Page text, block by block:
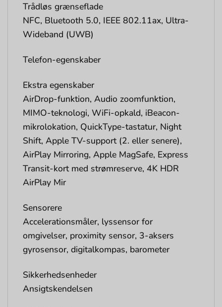
Trådløs grænseflade
NFC, Bluetooth 5.0, IEEE 802.11ax, Ultra-
Wideband (UWB)
Telefon-egenskaber
Ekstra egenskaber
AirDrop-funktion, Audio zoomfunktion,
MIMO-teknologi, WiFi-opkald, iBeacon-
mikrolokation, QuickType-tastatur, Night
Shift, Apple TV-support (2. eller senere),
AirPlay Mirroring, Apple MagSafe, Express
Transit-kort med strømreserve, 4K HDR
AirPlay Mir
Sensorere
Accelerationsmåler, lyssensor for
omgivelser, proximity sensor, 3-aksers
gyrosensor, digitalkompas, barometer
Sikkerhedsenheder
Ansigtskendelsen